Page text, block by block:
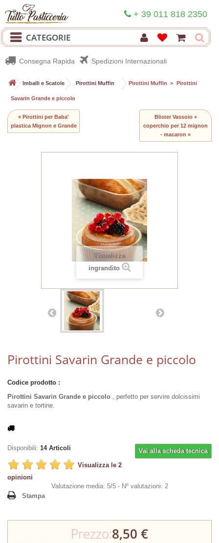
+ 39 011 818 2350
CATEGORIE
Consegna Rapida Spedizioni Internazionali
> Imballi e Scatole >Pirottini Muffin > Pirottini Muffin > Pirottini
Savarin Grande e piccolo
« Pirottini per Baba'
plastica Mignon e Grande
Blister Vassoio +
coperchio per 12 mignon
- macaron »
Visualizza
ingrandito
Pirottini Savarin Grande e piccolo
Codice prodotto :
Pirottini Savarin Grande e piccolo , perfetto per servire dolcissimi
savarin e tortine.
Vai alla scheda tecnica
Disponibili: 14 Articoli
Visualizza le 2
opinioni
Valutazione media: 5/5 -Nº valutazioni: 2
Stampa
Prezzo:8,50 €